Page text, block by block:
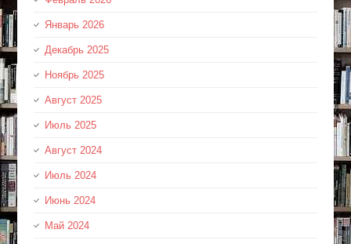
Январь 2026
Декабрь 2025
Ноябрь 2025
Август 2025
Июль 2025
Август 2024
Июль 2024
Июнь 2024
Май 2024